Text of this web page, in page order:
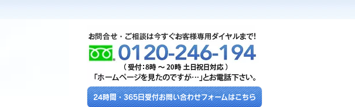
24時間・365日受付お問い合わせフォームはこちら